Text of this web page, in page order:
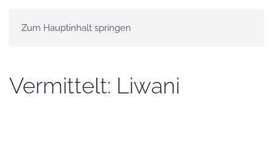
Zum Hauptinhalt springen
Vermittelt: Liwani